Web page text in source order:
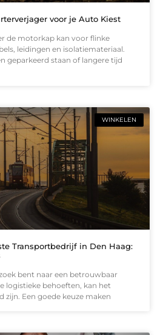
voor je Auto Kiest
de motorkap kan voor flinke
leidingen en isolatiemateriaal.
geparkeerd staan of langere tijd
WINKELEN
Transportbedrijf in Den Haag:
bent naar een betrouwbaar
logistieke behoeften, kan het
zijn. Een goede keuze maken